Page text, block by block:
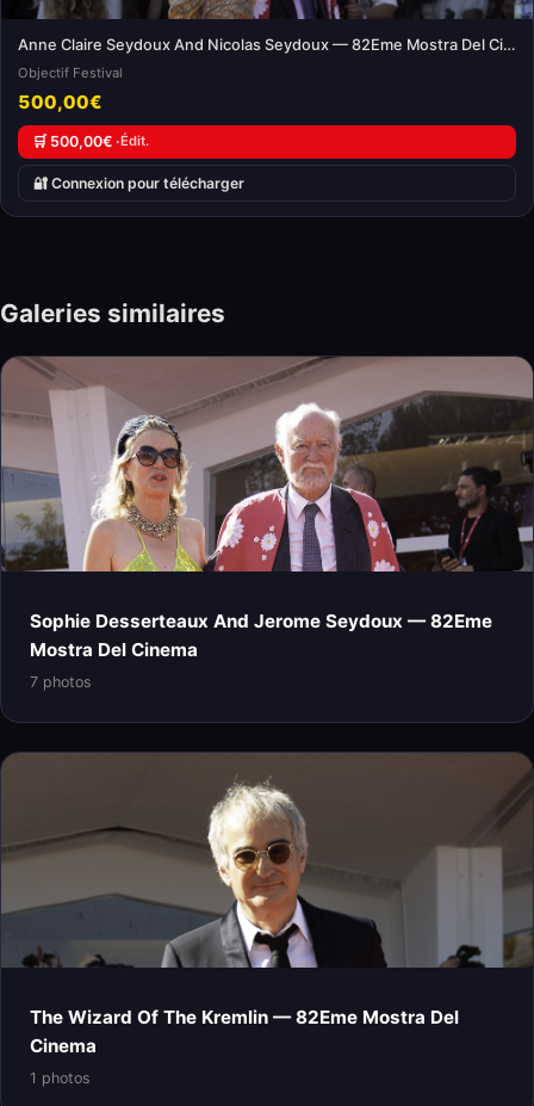
Anne Claire Seydoux And Nicolas Seydoux — 82Eme Mostra Del Cinema
Objectif Festival
500,00€
🛒 500,00€ ·Édit.
🔐 Connexion pour télécharger
Galeries similaires
Sophie Desserteaux And Jerome Seydoux — 82Eme
Mostra Del Cinema
7 photos
The Wizard Of The Kremlin — 82Eme Mostra Del
Cinema
1 photos